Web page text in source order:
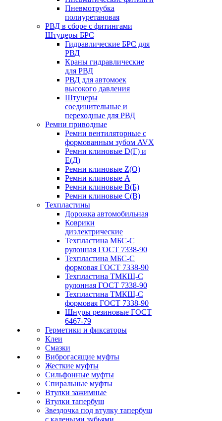
Пневмотрубка
полиуретановая
РВД в сборе с фитингами
Штуцеры БРС
Гидравлические БРС для
РВД
Краны гидравлические
для РВД
РВД для автомоек
высокого давления
Штуцеры
соединительные и
переходные для РВД
Ремни приводные
Ремни вентиляторные с
формованным зубом AVX
Ремни клиновые D(Г) и
Е(Д)
Ремни клиновые Z(О)
Ремни клиновые А
Ремни клиновые В(Б)
Ремни клиновые С(В)
Техпластины
Дорожка автомобильная
Коврики
диэлектрические
Техпластина МБС-С
рулонная ГОСТ 7338-90
Техпластина МБС-С
формовая ГОСТ 7338-90
Техпластина ТМКЩ-С
рулонная ГОСТ 7338-90
Техпластина ТМКЩ-С
формовая ГОСТ 7338-90
Шнуры резиновые ГОСТ
6467-79
Герметики и фиксаторы
Клеи
Смазки
Виброгасящие муфты
Жесткие муфты
Сильфонные муфты
Спиральные муфты
Втулки зажимные
Втулки тапербуш
Звездочка под втулку тапербуш
c калеными зубьями